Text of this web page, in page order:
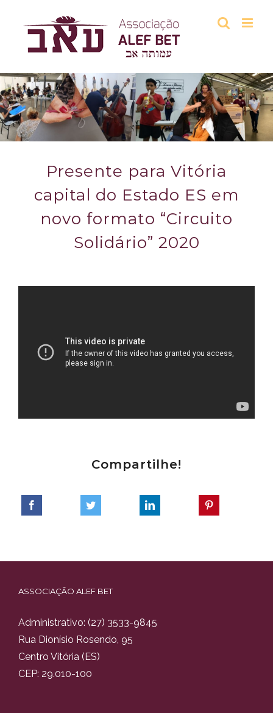
Presente para Vitória
capital do Estado ES em
novo formato “Circuito
Solidário” 2020
Compartilhe!
ASSOCIAÇÃO ALEF BET
Administrativo: (27) 3533-9845
Rua Dionísio Rosendo, 95
Centro Vitória (ES)
CEP: 29.010-100